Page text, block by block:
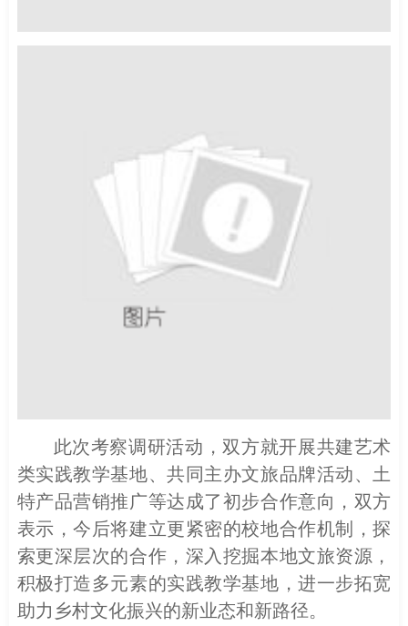
此次考察调研活动 ，双方就开展共建艺术
类实践教学基地、共同主办文旅品牌活动、土
特产品营销推广等达成了初步合作意向 ，双方
表示，今后将建立更紧密的校地合作机制，探
索更深层次的合作 ， 深入挖掘本地文旅资源，
积极打造多元素的实践教学基地，进一步拓宽
助力 乡村文化振兴的新业态和新路径。